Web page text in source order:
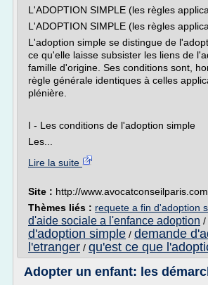
L'ADOPTION SIMPLE (les règles
L'ADOPTION SIMPLE (les règles
L'adoption simple se distingue de
ce qu'elle laisse subsister les liens de
famille d'origine. Ses conditions sont,
règle générale identiques à celles
plénière.
I - Les conditions de l'adoption simple
Les...
Lire la suite
Site : http://www.avocatconseilparis.com
Thèmes liés : requete a fin d'adoption
d'aide sociale a l'enfance adoption /
d'adoption simple / demande
l'etranger / qu'est ce que
Adopter un enfant: les